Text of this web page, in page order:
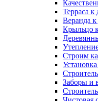
Терраса к
Веранда
Крыльцо
Строим
Заборы и